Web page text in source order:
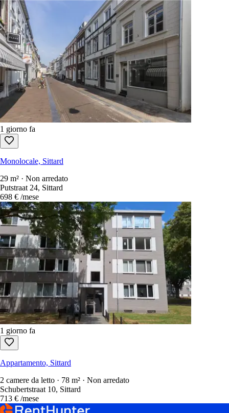
1 giorno fa
Monolocale, Sittard
29 m² · Non arredato
Putstraat 24, Sittard
698 € /mese
1 giorno fa
Appartamento, Sittard
2 camere da letto · 78 m² · Non arredato
Schubertstraat 10, Sittard
713 € /mese